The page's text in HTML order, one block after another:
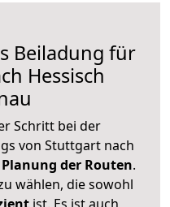
Beiladung für
Hessisch
Schritt bei der
von Stuttgart nach
der Routen.
wählen, die sowohl